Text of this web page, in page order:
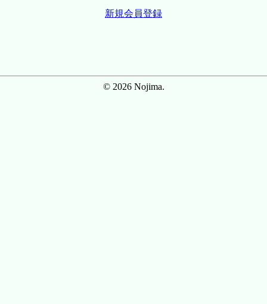
新規会員登録
© 2026 Nojima.